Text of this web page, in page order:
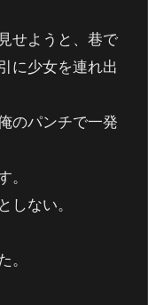
せようと、巷で
に少女を連れ出
のパンチで一発
。
しない。
。